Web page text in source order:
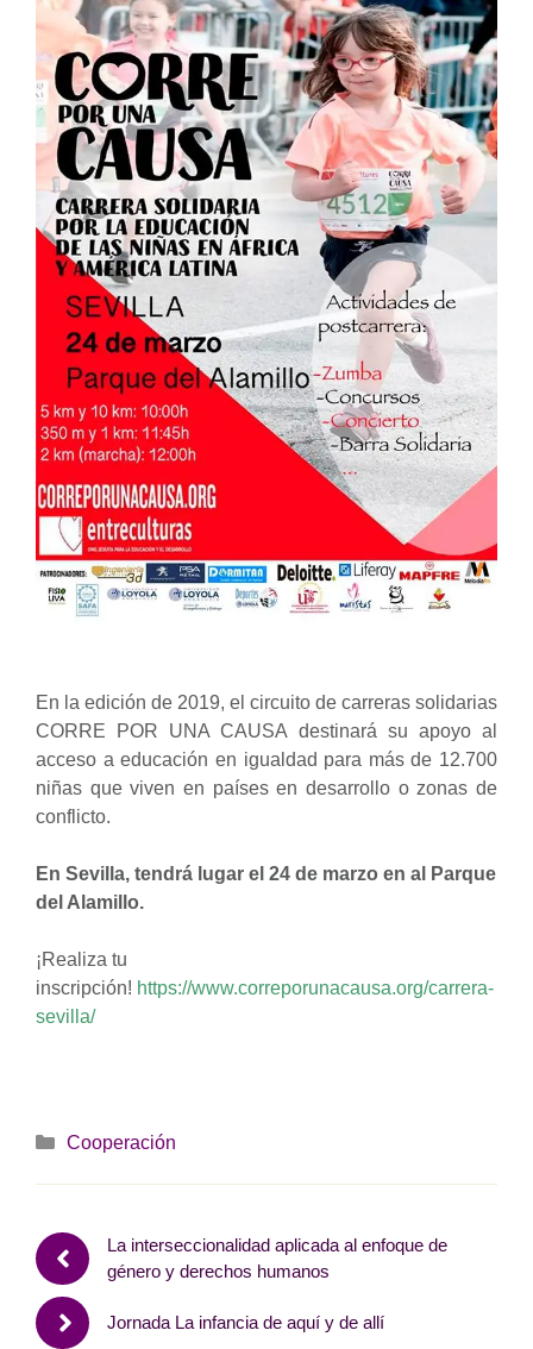
En la edición de 2019, el circuito de carreras solidarias
CORRE POR UNA CAUSA destinará su apoyo al
acceso a educación en igualdad para más de 12.700
niñas que viven en países en desarrollo o zonas de
conflicto.
En Sevilla, tendrá lugar el 24 de marzo en al Parque
del Alamillo.
¡Realiza tu
inscripción! https://www.correporunacausa.org/carrera-
sevilla/
Categorías
Cooperación
La interseccionalidad aplicada al enfoque de
género y derechos humanos
Jornada La infancia de aquí y de allí